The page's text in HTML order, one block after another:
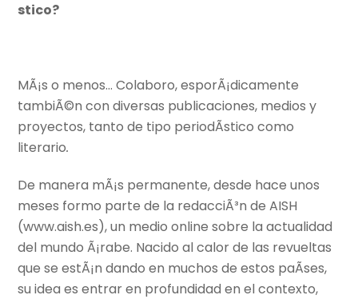
stico?
MÃ¡s o menos… Colaboro, esporÃ¡dicamente
tambiÃ©n con diversas publicaciones, medios y
proyectos, tanto de tipo periodÃ­stico como
literario.
De manera mÃ¡s permanente, desde hace unos
meses formo parte de la redacciÃ³n de AISH
(www.aish.es), un medio online sobre la actualidad
del mundo Ã¡rabe. Nacido al calor de las revueltas
que se estÃ¡n dando en muchos de estos paÃ­ses,
su idea es entrar en profundidad en el contexto,